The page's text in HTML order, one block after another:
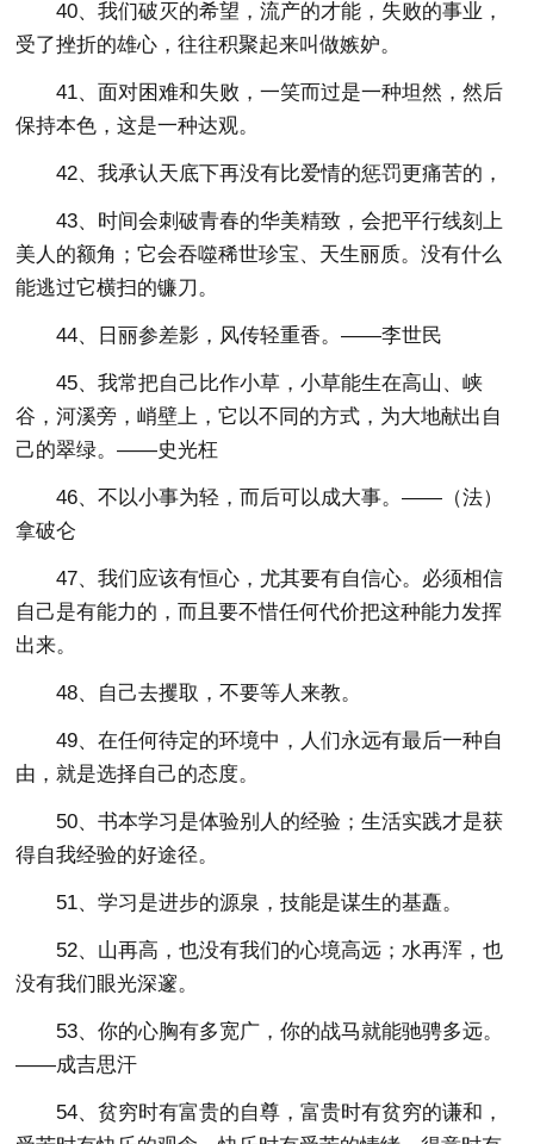
40、我们破灭的希望，流产的才能，失败的事业，
受了挫折的雄心，往往积聚起来叫做嫉妒。
41、面对困难和失败，一笑而过是一种坦然，然后
保持本色，这是一种达观。
42、我承认天底下再没有比爱情的惩罚更痛苦的，
43、时间会刺破青春的华美精致，会把平行线刻上
美人的额角；它会吞噬稀世珍宝、天生丽质。没有什么
能逃过它横扫的镰刀。
44、日丽参差影，风传轻重香。——李世民
45、我常把自己比作小草，小草能生在高山、峡
谷，河溪旁，峭壁上，它以不同的方式，为大地献出自
己的翠绿。——史光枉
46、不以小事为轻，而后可以成大事。——（法）
拿破仑
47、我们应该有恒心，尤其要有自信心。必须相信
自己是有能力的，而且要不惜任何代价把这种能力发挥
出来。
48、自己去攫取，不要等人来教。
49、在任何待定的环境中，人们永远有最后一种自
由，就是选择自己的态度。
50、书本学习是体验别人的经验；生活实践才是获
得自我经验的好途径。
51、学习是进步的源泉，技能是谋生的基矗。
52、山再高，也没有我们的心境高远；水再浑，也
没有我们眼光深邃。
53、你的心胸有多宽广，你的战马就能驰骋多远。
——成吉思汗
54、贫穷时有富贵的自尊，富贵时有贫穷的谦和，